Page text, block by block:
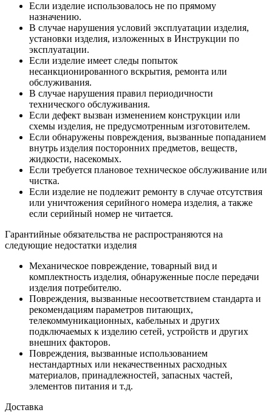
Если изделие использовалось не по прямому
назначению.
В случае нарушения условий эксплуатации изделия,
установки изделия, изложенных в Инструкции по
эксплуатации.
Если изделие имеет следы попыток
несанкционированного вскрытия, ремонта или
обслуживания.
В случае нарушения правил периодичности
технического обслуживания.
Если дефект вызван изменением конструкции или
схемы изделия, не предусмотренным изготовителем.
Если обнаружены повреждения, вызванные попаданием
внутрь изделия посторонних предметов, веществ,
жидкости, насекомых.
Если требуется плановое техническое обслуживание или
чистка.
Если изделие не подлежит ремонту в случае отсутствия
или уничтожения серийного номера изделия, а также
если серийный номер не читается.
Гарантийные обязательства не распространяются на
следующие недостатки изделия
Механическое повреждение, товарный вид и
комплектность изделия, обнаруженные после передачи
изделия потребителю.
Повреждения, вызванные несоответствием стандарта и
рекомендациям параметров питающих,
телекоммуникационных, кабельных и других
подключаемых к изделию сетей, устройств и других
внешних факторов.
Повреждения, вызванные использованием
нестандартных или некачественных расходных
материалов, принадлежностей, запасных частей,
элементов питания и т.д.
Доставка